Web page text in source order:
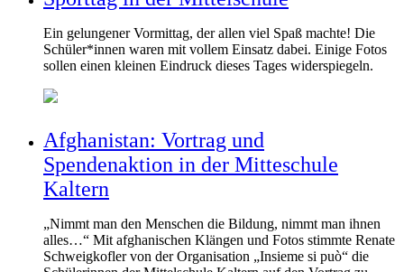
Ein gelungener Vormittag, der allen viel Spaß machte! Die
Schüler*innen waren mit vollem Einsatz dabei. Einige Fotos
sollen einen kleinen Eindruck dieses Tages widerspiegeln.
Afghanistan: Vortrag und
Spendenaktion in der Mitteschule
Kaltern
„Nimmt man den Menschen die Bildung, nimmt man ihnen
alles…“ Mit afghanischen Klängen und Fotos stimmte Renate
Schweigkofler von der Organisation „Insieme si può“ die